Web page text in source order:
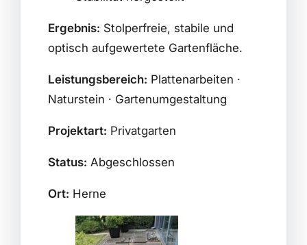
Ergebnis: Stolperfreie, stabile und
optisch aufgewertete Gartenfläche.
Leistungsbereich: Plattenarbeiten ·
Naturstein · Gartenumgestaltung
Projektart: Privatgarten
Status: Abgeschlossen
Ort: Herne